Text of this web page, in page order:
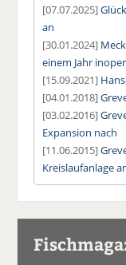
[07.07.2025]
an
[30.01.2024]
einem Jahr
[15.09.2021]
[04.01.2018]
[03.02.2016]
Expansion nach
[11.06.2015]
Kreislaufanlage